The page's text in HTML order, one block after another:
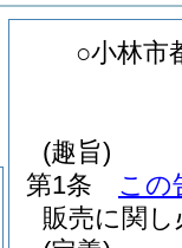
○小林市
(趣旨)
第1条
この
販売に関